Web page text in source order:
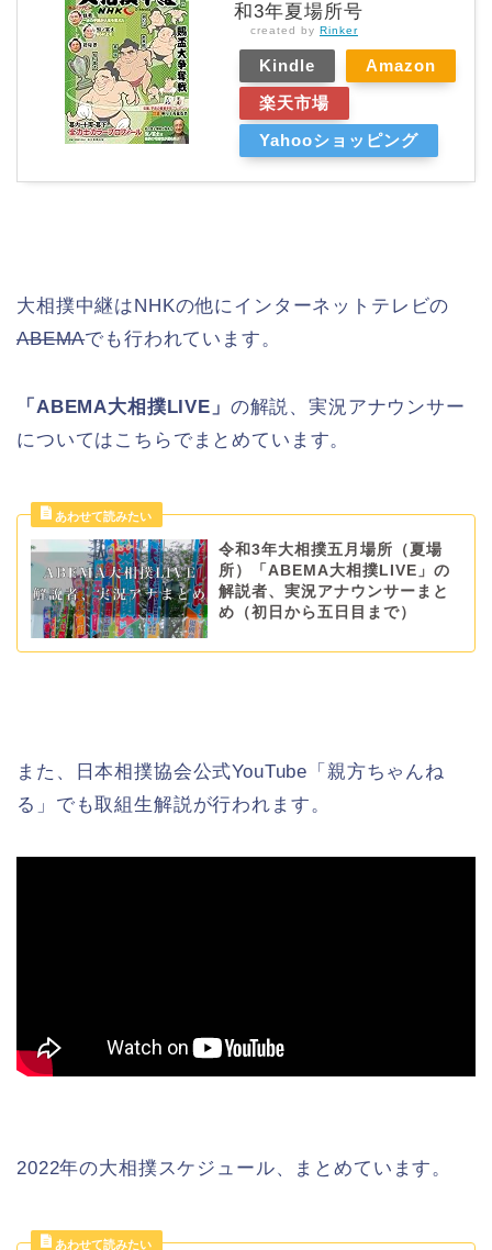
和3年夏場所号
created by Rinker
Kindle
Amazon
楽天市場
Yahooショッピング
大相撲中継はNHKの他にインターネットテレビの
ABEMAでも行われています。
「ABEMA大相撲LIVE」 の解説、実況アナウンサー
についてはこちらでまとめています。
令和3年大相撲五月場所（夏場
所）「ABEMA大相撲LIVE」の
解説者、実況アナウンサーまと
め（初日から五日目まで）
また、日本相撲協会公式YouTube「親方ちゃんね
る」でも取組生解説が行われます。
2022年の大相撲スケジュール、まとめています。